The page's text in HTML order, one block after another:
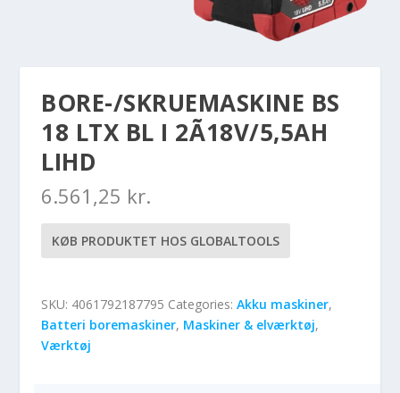
BORE-/SKRUEMASKINE BS
18 LTX BL I 2Ã18V/5,5AH
LIHD
6.561,25 kr.
KØB PRODUKTET HOS GLOBALTOOLS
SKU: 4061792187795 Categories:Akku maskiner,
Batteri boremaskiner, Maskiner & elværktøj,
Værktøj